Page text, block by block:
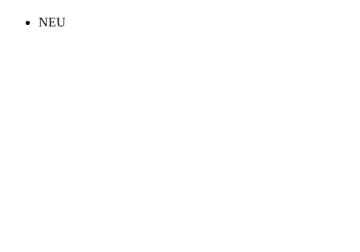
NEU